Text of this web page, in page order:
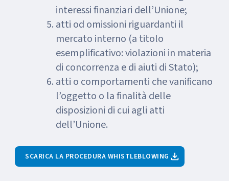
interessi finanziari dell’Unione;
atti od omissioni riguardanti il
mercato interno (a titolo
esemplificativo: violazioni in materia
di concorrenza e di aiuti di Stato);
atti o comportamenti che vanificano
l’oggetto o la finalità delle
disposizioni di cui agli atti
dell’Unione.
SCARICA LA PROCEDURA WHISTLEBLOWING